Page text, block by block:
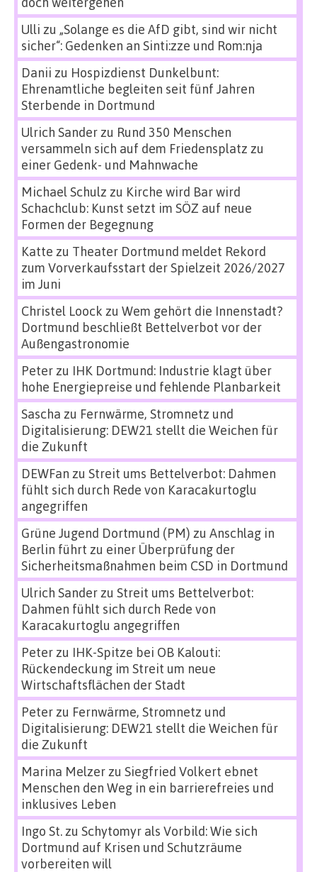
Ulli zu „Solange es die AfD gibt, sind wir nicht
sicher“: Gedenken an Sinti:zze und Rom:nja
Danii zu Hospizdienst Dunkelbunt:
Ehrenamtliche begleiten seit fünf Jahren
Sterbende in Dortmund
Ulrich Sanderzu Rund 350 Menschen
versammeln sich auf dem Friedensplatz zu
einer Gedenk- und Mahnwache
Michael Schulz zu Kirche wird Bar wird
Schachclub: Kunst setzt im SÖZ auf neue
Formen der Begegnung
Katte zu Theater Dortmund meldet Rekord
zum Vorverkaufsstart der Spielzeit 2026/2027
im Juni
Christel Loock zu Wem gehört die Innenstadt?
Dortmund beschließt Bettelverbot vor der
Außengastronomie
Peterzu IHK Dortmund: Industrie klagt über
hohe Energiepreise und fehlende Planbarkeit
Sascha zu Fernwärme, Stromnetz und
Digitalisierung: DEW21 stellt die Weichen für
die Zukunft
DEWFan zu Streit ums Bettelverbot: Dahmen
fühlt sich durch Rede von Karacakurtoglu
angegriffen
Grüne Jugend Dortmund (PM) zu Anschlag in
Berlin führt zu einer Überprüfung der
Sicherheitsmaßnahmen beim CSD in Dortmund
Ulrich Sanderzu Streit ums Bettelverbot:
Dahmen fühlt sich durch Rede von
Karacakurtoglu angegriffen
Peterzu IHK-Spitze bei OB Kalouti:
Rückendeckung im Streit um neue
Wirtschaftsflächen der Stadt
Peterzu Fernwärme, Stromnetz und
Digitalisierung: DEW21 stellt die Weichen für
die Zukunft
Marina Melzerzu Siegfried Volkert ebnet
Menschen den Weg in ein barrierefreies und
inklusives Leben
Ingo St.zu Schytomyr als Vorbild: Wie sich
Dortmund auf Krisen und Schutzräume
vorbereiten will